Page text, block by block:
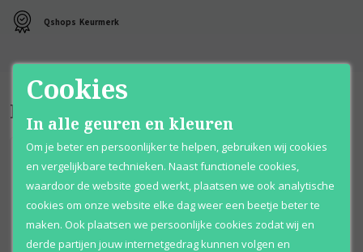
Qshops Keurmerk
Bijpassende producten
Cookies
In alle geuren en kleuren
Om je beter en persoonlijker te helpen, gebruiken wij cookies
en vergelijkbare technieken. Naast functionele cookies,
waardoor de website goed werkt, plaatsen we ook analytische
cookies om onze website elke dag weer een beetje beter te
maken. Ook plaatsen we persoonlijke cookies zodat wij en
derde partijen jouw internetgedrag kunnen volgen en